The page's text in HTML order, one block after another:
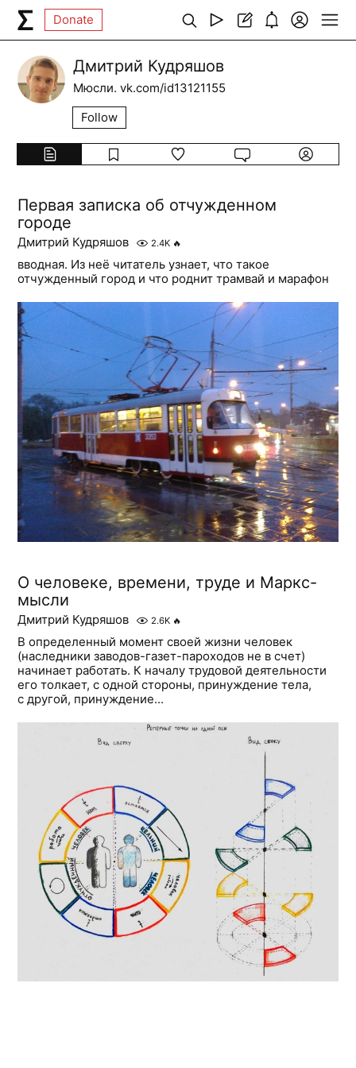
Donate
Дмитрий Кудряшов
Мюсли. vk.com/id13121155
Follow
Первая записка об отчужденном
городе
Дмитрий Кудряшов 2.4K 🔥
вводная. Из неё читатель узнает, что такое
отчужденный город и что роднит трамвай и марафон
О человеке, времени, труде и Маркс-
мысли
Дмитрий Кудряшов 2.6K 🔥
В определенный момент своей жизни человек
(наследники заводов-газет-пароходов не в счет)
начинает работать. К началу трудовой деятельности
его толкает, с одной стороны, принуждение тела,
с другой, принуждение...